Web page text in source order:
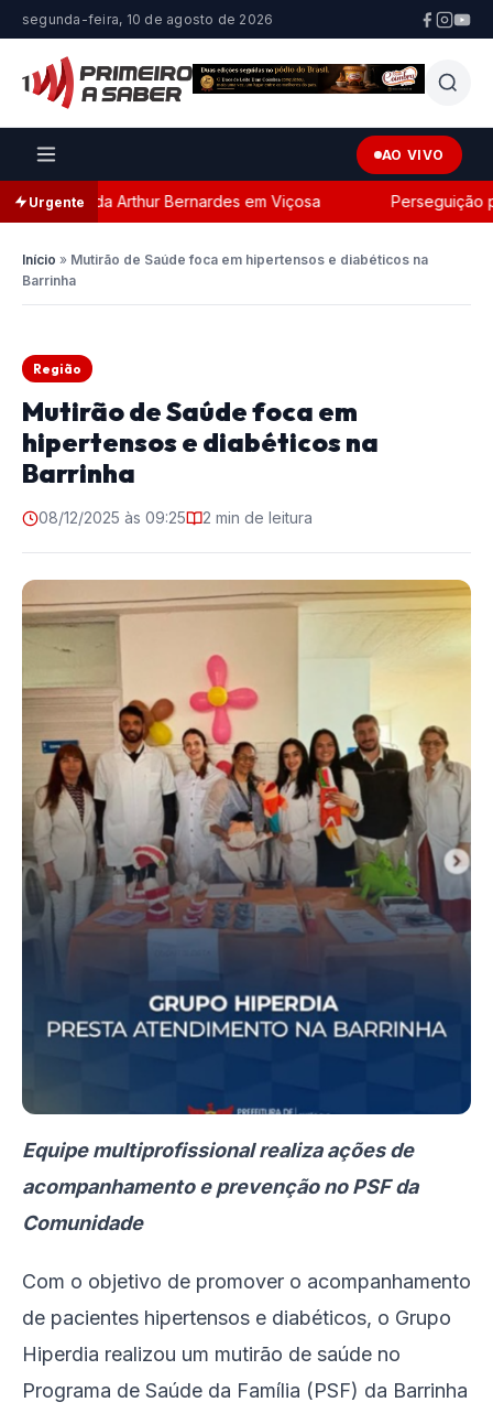
segunda-feira, 10 de agosto de 2026
AO VIVO
Urgente
Comenda Arthur Bernardes em Viçosa Perseguição
Início » Mutirão de Saúde foca em hipertensos e diabéticos na
Barrinha
Região
Mutirão de Saúde foca em
hipertensos e diabéticos na
Barrinha
08/12/2025 às 09:25 2 min de leitura
Equipe multiprofissional realiza ações de
acompanhamento e prevenção no PSF da
Comunidade
Com o objetivo de promover o acompanhamento
de pacientes hipertensos e diabéticos, o Grupo
Hiperdia realizou um mutirão de saúde no
Programa de Saúde da Família (PSF) da Barrinha